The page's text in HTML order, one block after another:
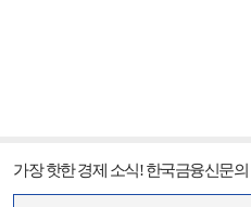
가장 핫한 경제 소식! 한국금융신문의